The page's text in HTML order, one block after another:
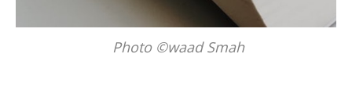
Photo ©waad Smah